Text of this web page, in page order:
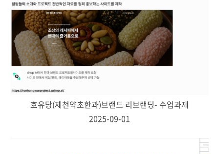
호유당(제천약초한과)브랜드 리브랜딩- 수업과제
2025-09-01